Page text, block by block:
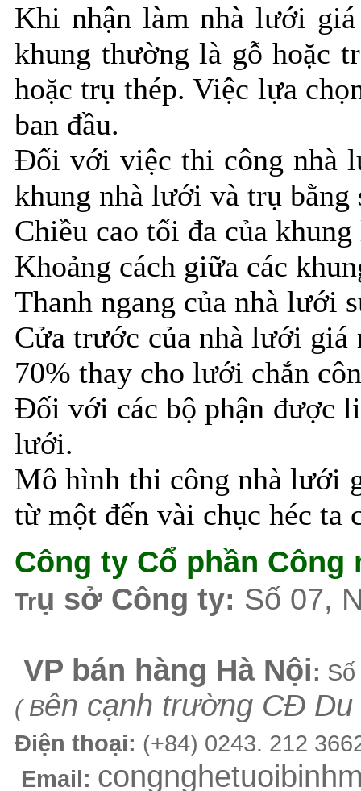
Khi nhận làm nhà lưới
khung thường là gỗ hoặc
hoặc trụ thép. Việc lựa
ban đầu.
Đối với việc thi công nhà
khung nhà lưới và trụ
Chiều cao tối đa của
Khoảng cách giữa các
Thanh ngang của nhà lưới
Cửa trước của nhà lưới giá
70% thay cho lưới chắn
Đối với các bộ phận được
lưới.
Mô hình thi công nhà lưới
từ một đến vài chục héc ta
Công ty Cổ phần
Trụ sở Công ty: Số 07,
VP bán hàng Hà Nội:
( Bên cạnh trường CĐ Du
Điện thoại: (+84) 0243. 212
Email: